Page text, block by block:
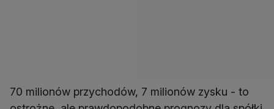
70 milionów przychodów, 7 milionów zysku - to